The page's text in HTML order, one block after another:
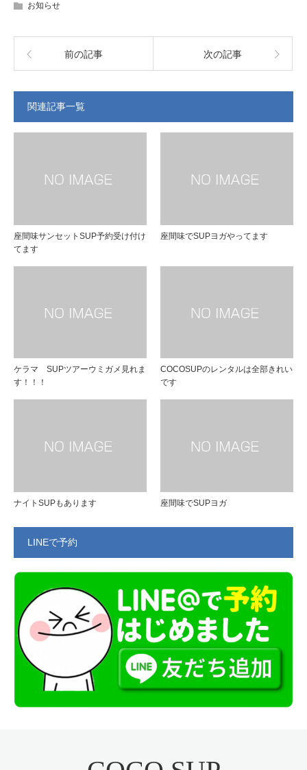
お知らせ
前の記事 次の記事
関連記事一覧
座間味サンセットSUP予約受け付け
てます
座間味でSUPヨガやってます
ケラマ SUPツアーウミガメ見れま
す！！！
COCOSUPのレンタルは全部きれい
です
ナイトSUPもあります 座間味でSUPヨガ
LINEで予約